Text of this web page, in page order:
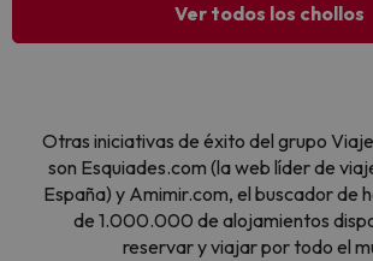
Ver todos los chollos
Otras iniciativas de éxito del grupo
son Esquiades.com (la web líder de
España) y Amimir.com, el buscador de
de 1.000.000 de alojamientos
reservar y viajar por todo el